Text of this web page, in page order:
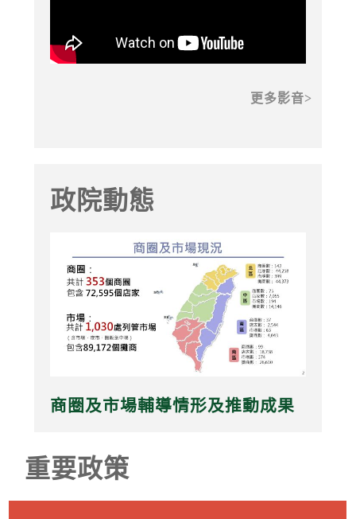
更多影音
政院動態
商圈及市場輔導情形及推動成果
重要政策